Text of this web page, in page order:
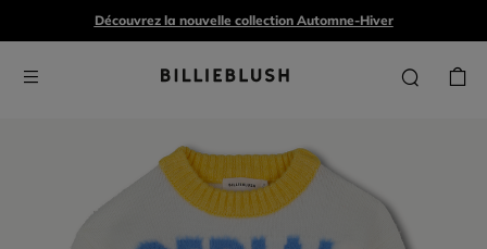
Découvrez la nouvelle collection Automne-Hiver